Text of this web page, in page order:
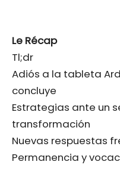
Le Récap
Tl;dr
Adiós a la tableta
concluye
Estrategias ante un
transformación
Nuevas respuestas
Permanencia y